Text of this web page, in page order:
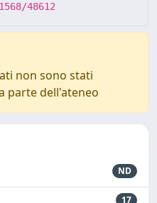
48612
non sono stati
parte dell'ateneo
ND
17